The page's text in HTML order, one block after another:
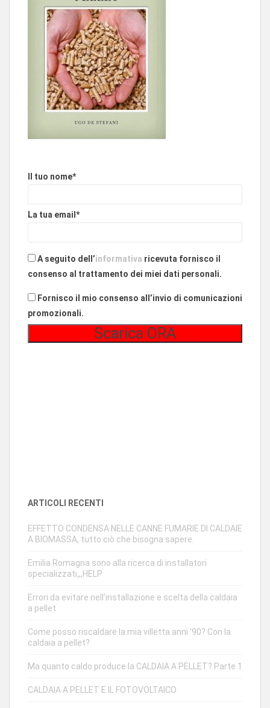
Il tuo nome*
La tua email*
A seguito dell’informativa ricevuta fornisco il
consenso al trattamento dei miei dati personali.
Fornisco il mio consenso all’invio di comunicazioni
promozionali.
ARTICOLI RECENTI
EFFETTO CONDENSA NELLE CANNE FUMARIE DI CALDAIE
A BIOMASSA, tutto ciò che bisogna sapere.
Emilia Romagna sono alla ricerca di installatori
specializzati,,,HELP
Errori da evitare nell’installazione e scelta della caldaia
a pellet
Come posso riscaldare la mia villetta anni ’90? Con la
caldaia a pellet?
Ma quanto caldo produce la CALDAIA A PELLET? Parte 1
CALDAIA A PELLET E IL FOTOVOLTAICO